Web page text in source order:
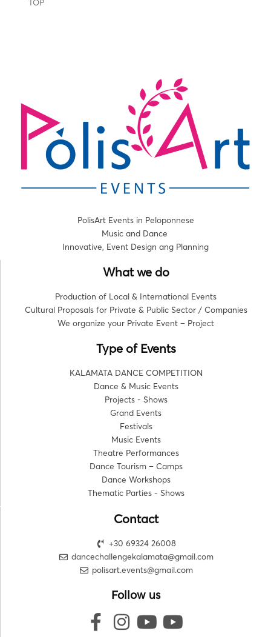
TOP
PolisArt Events in Peloponnese
Music and Dance
Innovative, Event Design ang Planning
What we do
Production of Local & International Events
Cultural Proposals for Private & Public Sector / Companies
We organize your Private Event – Project
Type of Events
KALAMATA DANCE COMPETITION
Dance & Music Events
Projects - Shows
Grand Events
Festivals
Music Events
Theatre Performances
Dance Tourism – Camps
Dance Workshops
Thematic Parties - Shows
Contact
+30 69324 26008
dancechallengekalamata@gmail.com
polisart.events@gmail.com
Follow us